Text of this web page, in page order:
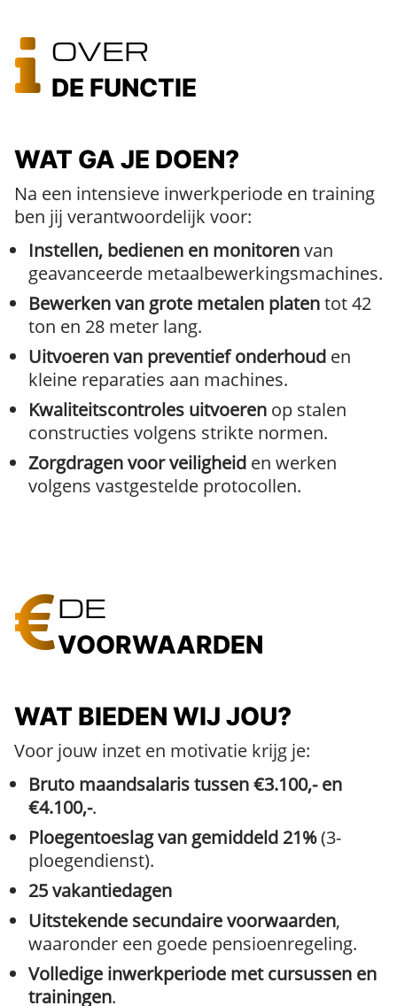
OVER
DE FUNCTIE
WAT GA JE DOEN?
Na een intensieve inwerkperiode en training
ben jij verantwoordelijk voor:
Instellen, bedienen en monitorenvan
geavanceerde metaalbewerkingsmachines.
Bewerken van grote metalen platentot 42
ton en 28 meter lang.
Uitvoeren van preventief onderhoud en
kleine reparaties aan machines.
Kwaliteitscontroles uitvoeren op stalen
constructies volgens strikte normen.
Zorgdragen voor veiligheid en werken
volgens vastgestelde protocollen.
DE
VOORWAARDEN
WAT BIEDEN WIJ JOU?
Voor jouw inzet en motivatie krijg je:
Bruto maandsalaris tussen €3.100,- en
€4.100,-.
Ploegentoeslag van gemiddeld 21%(3-
ploegendienst).
25 vakantiedagen
Uitstekende secundaire voorwaarden,
waaronder een goede pensioenregeling.
Volledige inwerkperiode met cursussen en
trainingen.